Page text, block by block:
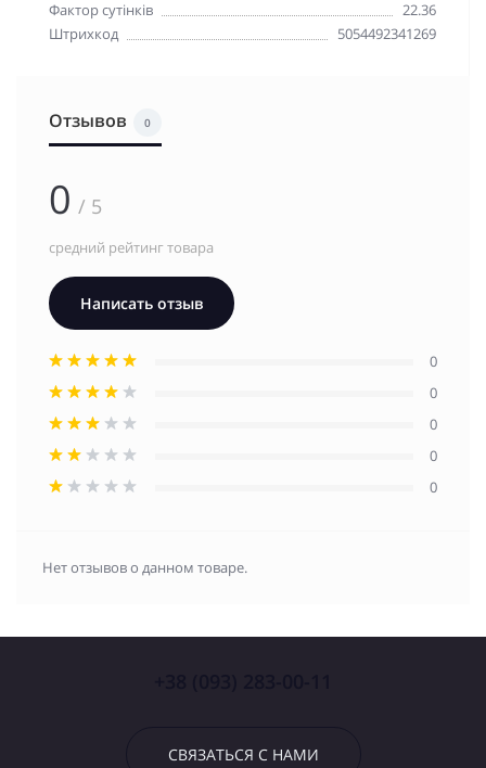
Фактор сутінків
22.36
Штрихкод
5054492341269
Отзывов 0
0 / 5
средний рейтинг товара
Написать отзыв
0
0
0
0
0
Нет отзывов о данном товаре.
СВЯЗАТЬСЯ С НАМИ